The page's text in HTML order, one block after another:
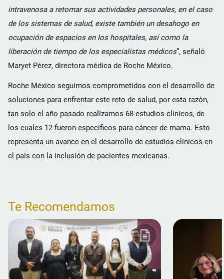
intravenosa a retomar sus actividades personales, en el caso
de los sistemas de salud, existe también un desahogo en
ocupación de espacios en los hospitales, así como la
liberación de tiempo de los especialistas médicos”, señaló
Maryet Pérez, directora médica de Roche México.
Roche México seguimos comprometidos con el desarrollo de
soluciones para enfrentar este reto de salud, por esta razón,
tan solo el año pasado realizamos 68 estudios clínicos, de
los cuales 12 fueron específicos para cáncer de mama. Esto
representa un avance en el desarrollo de estudios clínicos en
el país con la inclusión de pacientes mexicanas.
Te Recomendamos